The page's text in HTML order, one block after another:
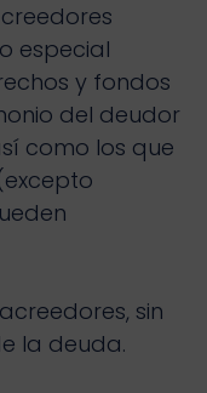
especial
y fondos
del deudor
como los que
sin
la deuda.